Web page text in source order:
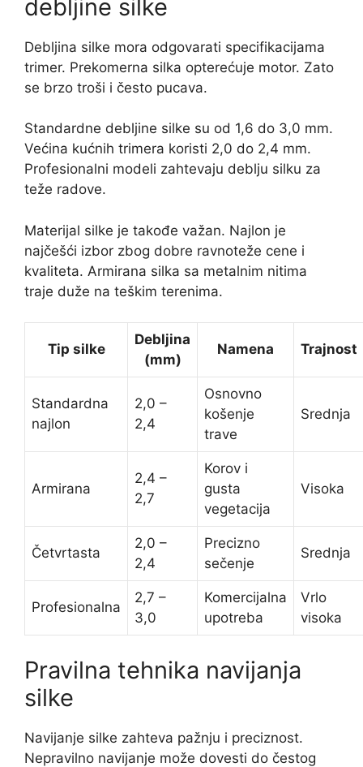
debljine silke
Debljina silke mora odgovarati specifikacijama
trimer. Prekomerna silka opterećuje motor. Zato
se brzo troši i često pucava.
Standardne debljine silke su od 1,6 do 3,0 mm.
Većina kućnih trimera koristi 2,0 do 2,4 mm.
Profesionalni modeli zahtevaju deblju silku za
teže radove.
Materijal silke je takođe važan. Najlon je
najčešći izbor zbog dobre ravnoteže cene i
kvaliteta. Armirana silka sa metalnim nitima
traje duže na teškim terenima.
Tip silke
Debljina
(mm)
Namena Trajnost
Standardna
najlon
2,0 –
2,4
Osnovno
košenje
trave
Srednja
Armirana
2,4 –
2,7
Korov i
gusta
vegetacija
Visoka
Četvrtasta
2,0 –
2,4
Precizno
sečenje
Srednja
Profesionalna
2,7 –
3,0
Komercijalna
upotreba
Vrlo
visoka
Pravilna tehnika navijanja
silke
Navijanje silke zahteva pažnju i preciznost.
Nepravilno navijanje može dovesti do čestog